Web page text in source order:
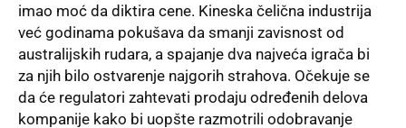
imao moć da diktira cene. Kineska čelična industrija
već godinama pokušava da smanji zavisnost od
australijskih rudara, a spajanje dva najveća igrača bi
za njih bilo ostvarenje najgorih strahova. Očekuje se
da će regulatori zahtevati prodaju određenih delova
kompanije kako bi uopšte razmotrili odobravanje